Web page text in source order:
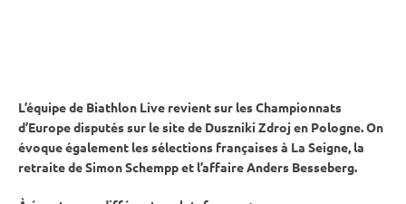
L’équipe de Biathlon Live revient sur les Championnats
d’Europe disputés sur le site de Duszniki Zdroj en Pologne. On
évoque également les sélections françaises à La Seigne, la
retraite de Simon Schempp et l’affaire Anders Besseberg.